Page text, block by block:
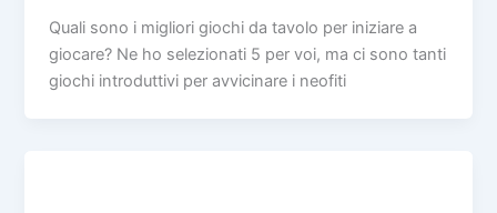
Quali sono i migliori giochi da tavolo per iniziare a
giocare? Ne ho selezionati 5 per voi, ma ci sono tanti
giochi introduttivi per avvicinare i neofiti